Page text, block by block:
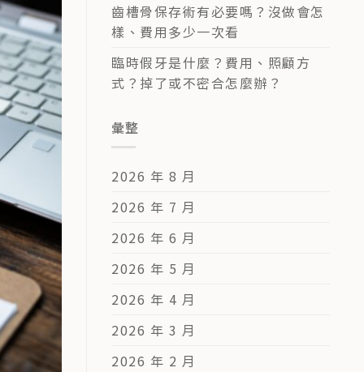
齒槽骨保存術有必要嗎？沒做會怎
樣、費用多少一次看
臨時假牙是什麼？費用、照顧方
式？掉了或不密合怎麼辦？
彙整
2026 年 8 月
2026 年 7 月
2026 年 6 月
2026 年 5 月
2026 年 4 月
2026 年 3 月
2026 年 2 月